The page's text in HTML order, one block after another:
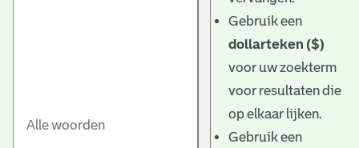
Gebruik een
dollarteken ($)
voor uw zoekterm
voor resultaten die
op elkaar lijken.
Gebruik een